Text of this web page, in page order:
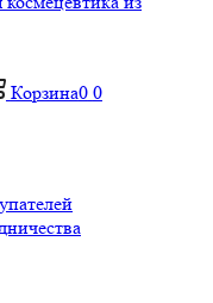
Корзина0 0